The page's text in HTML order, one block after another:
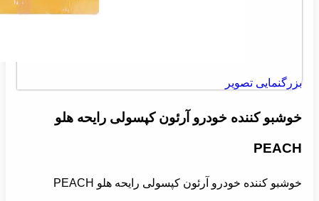
بزرگنمایی تصویر
خوشبو کننده خودرو آرئون کپسولی رایحه هلو
PEACH
خوشبو کننده خودرو آرئون کپسولی رایحه هلو PEACH